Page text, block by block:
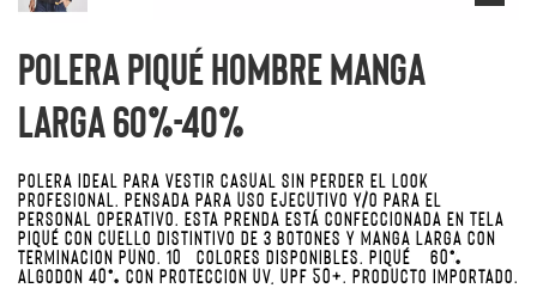
Polera Piqué Hombre Manga
Larga 60%-40%
POLERA IDEAL PARA VESTIR CASUAL SIN PERDER EL LOOK
PROFESIONAL. PENSADA PARA USO EJECUTIVO Y/O PARA EL
PERSONAL OPERATIVO. ESTA PRENDA ESTÁ CONFECCIONADA EN TELA
PIQUÉ CON CUELLO DISTINTIVO DE 3 BOTONES Y MANGA LARGA CON
TERMINACIÓN PUÑO. 10 COLORES DISPONIBLES. PIQUÉ 60%
ALGODÓN 40% CON PROTECCIÓN UV, UPF 50+. PRODUCTO IMPORTADO.